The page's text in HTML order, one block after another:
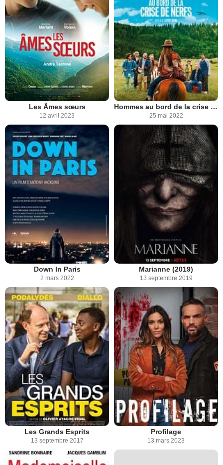
Les Âmes sœurs
12 avril 2023
Hommes au bord de la crise de nerfs
25 mai 2022
Down In Paris
2 mars 2022
Marianne (2019)
13 septembre 2019
Les Grands Esprits
13 septembre 2017
Profilage
13 mars 2023